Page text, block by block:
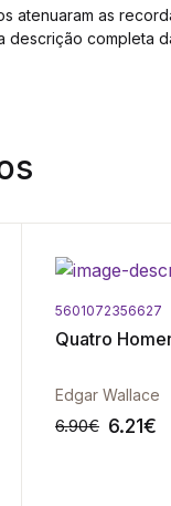
atenuaram as
descrição completa
5601072356627
Quatro
Edgar Wallace
6.90€ 6.21€